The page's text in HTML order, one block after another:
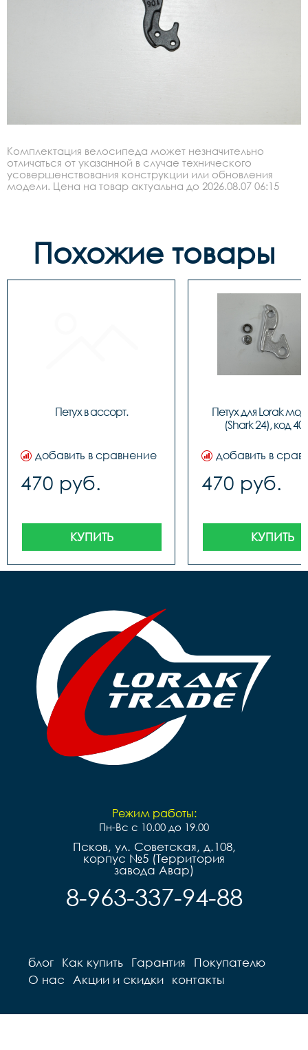
Комплектация велосипеда может незначительно
отличаться от указанной в случае технического
усовершенствования конструкции или обновления
модели. Цена на товар актуальна до 2026.08.07 06:15
Похожие товары
Петух в ассорт.
добавить в сравнение
470 руб.
КУПИТЬ
Петух для Lorak
(Shark 24), код
добавить в
470 руб.
КУПИТЬ
Режим работы:
Пн-Вс с 10.00 до 19.00
Псков, ул. Советская, д.108,
корпус №5 (Территория
завода Авар)
8-963-337-94-88
блог Как купить Гарантия
Покупателю
О нас
Акции и скидки контакты